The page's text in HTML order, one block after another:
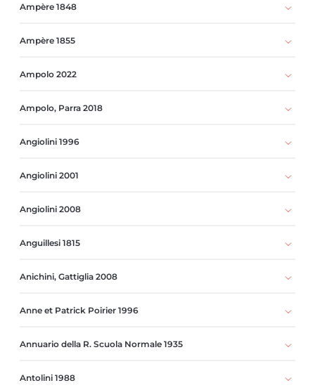
Ampère 1848
Ampère 1855
Ampolo 2022
Ampolo, Parra 2018
Angiolini 1996
Angiolini 2001
Angiolini 2008
Anguillesi 1815
Anichini, Gattiglia 2008
Anne et Patrick Poirier 1996
Annuario della R. Scuola Normale 1935
Antolini 1988